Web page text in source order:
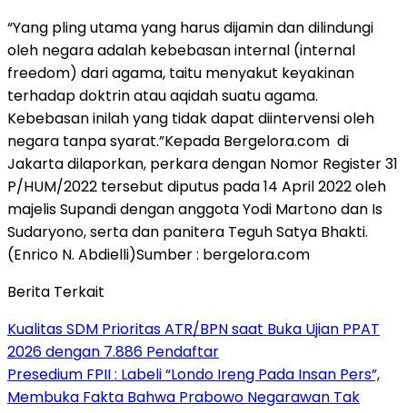
“Yang pling utama yang harus dijamin dan dilindungi
oleh negara adalah kebebasan internal (internal
freedom) dari agama, taitu menyakut keyakinan
terhadap doktrin atau aqidah suatu agama.
Kebebasan inilah yang tidak dapat diintervensi oleh
negara tanpa syarat.”Kepada Bergelora.com di
Jakarta dilaporkan, perkara dengan Nomor Register 31
P/HUM/2022 tersebut diputus pada 14 April 2022 oleh
majelis Supandi dengan anggota Yodi Martono dan Is
Sudaryono, serta dan panitera Teguh Satya Bhakti.
(Enrico N. Abdielli)Sumber : bergelora.com
Berita Terkait
Kualitas SDM Prioritas ATR/BPN saat Buka Ujian PPAT
2026 dengan 7.886 Pendaftar
Presedium FPII : Labeli “Londo Ireng Pada Insan Pers”,
Membuka Fakta Bahwa Prabowo Negarawan Tak